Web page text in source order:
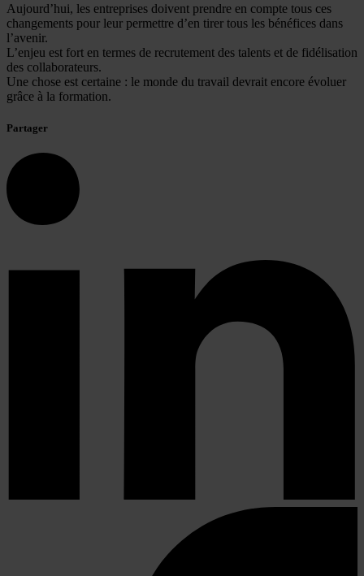
Aujourd’hui, les entreprises doivent prendre en compte tous ces
changements pour leur permettre d’en tirer tous les bénéfices dans
l’avenir.
L’enjeu est fort en termes de recrutement des talents et de fidélisation
des collaborateurs.
Une chose est certaine : le monde du travail devrait encore évoluer
grâce à la formation.
Partager